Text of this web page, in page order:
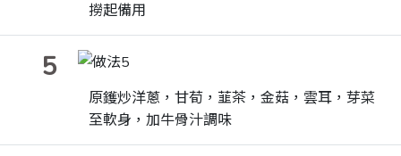
撈起備用
5
原鑊炒洋蔥，甘荀，韮茶，金菇，雲耳，芽菜
至軟身，加牛骨汁調味